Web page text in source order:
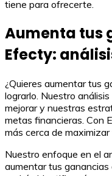
tiene para ofrecerte.
Aumenta tus
Efecty:
¿Quieres aumentar tus
lograrlo. Nuestro
mejorar y nuestras
metas financieras. Con
más cerca de
Nuestro enfoque en el
aumentar tus